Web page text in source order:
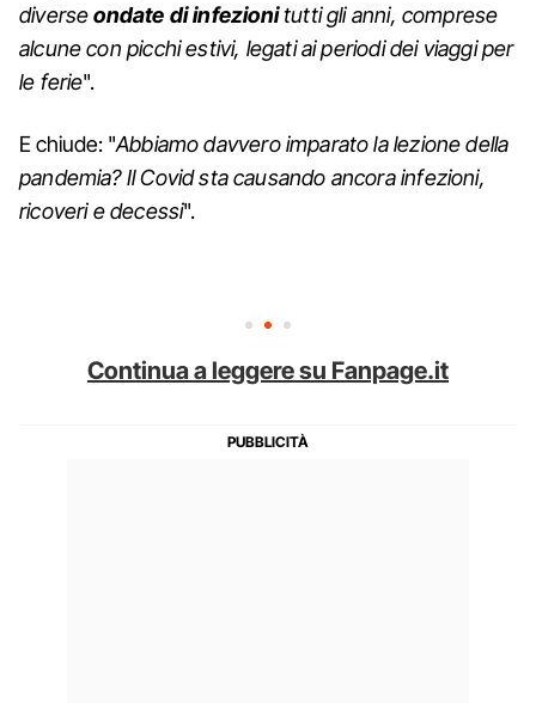
diverseondate di infezionitutti gli anni, comprese
alcune con picchi estivi, legati ai periodi dei viaggi per
le ferie".
E chiude: "Abbiamo davvero imparato la lezione della
pandemia? Il Covid sta causando ancora infezioni,
ricoveri e decessi".
Continua a leggere su Fanpage.it